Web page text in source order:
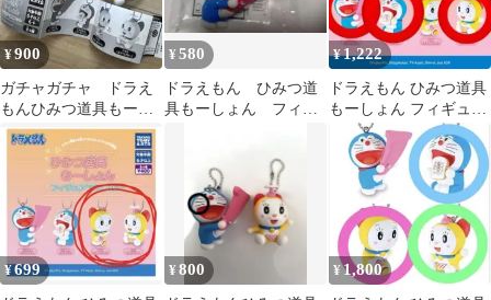
¥900
ガチャガチャ ドラえ
もんひみつ道具もーし
ょんフィギュアマスコ
ット
¥580
ドラえもん ひみつ道
具もーしょん フィギ
¥1,222
ドラえもん ひみつ道具
もーしょん フィギュア
マスコット ガチャガチ
ャ ドラミ
¥699 ¥800 ¥1,800